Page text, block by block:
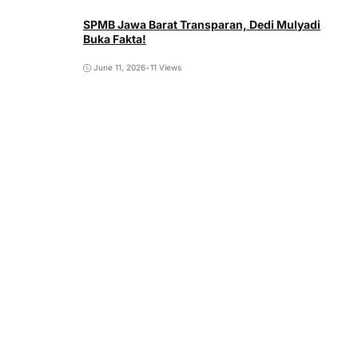
SPMB Jawa Barat Transparan, Dedi Mulyadi
Buka Fakta!
June 11, 2026•11 Views